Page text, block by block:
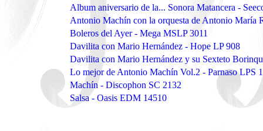
Album aniversario de la... Sonora Matancera -
Antonio Machín con la orquesta de Antonio María
Boleros del Ayer - Mega MSLP 3011
Davilita con Mario Hernández - Hope LP 908
Davilita con Mario Hernández y su Sexteto
Lo mejor de Antonio Machín Vol.2 - Parnaso LPS
Machín - Discophon SC 2132
Salsa - Oasis EDM 14510